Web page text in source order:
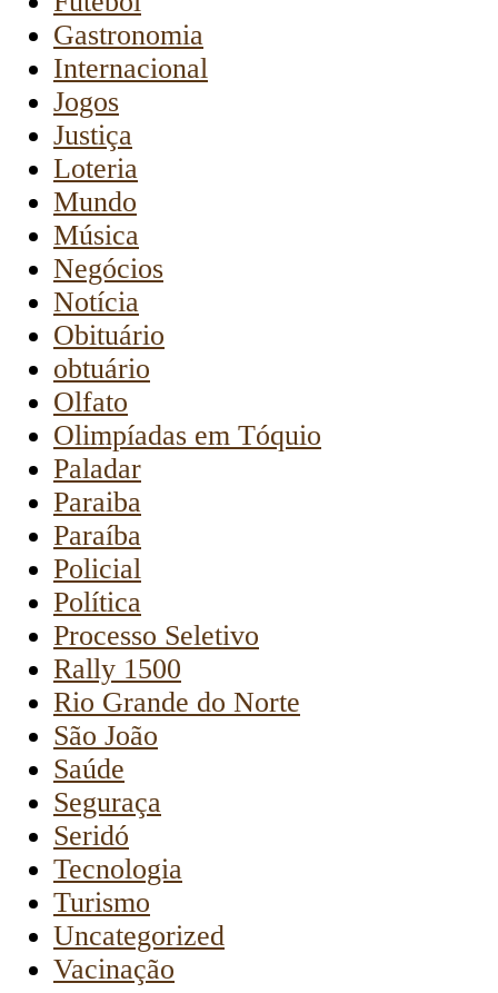
Gastronomia
Internacional
Jogos
Justiça
Loteria
Mundo
Música
Negócios
Notícia
Obituário
obtuário
Olfato
Olimpíadas em Tóquio
Paladar
Paraiba
Paraíba
Policial
Política
Processo Seletivo
Rally 1500
Rio Grande do Norte
São João
Saúde
Seguraça
Seridó
Tecnologia
Turismo
Uncategorized
Vacinação